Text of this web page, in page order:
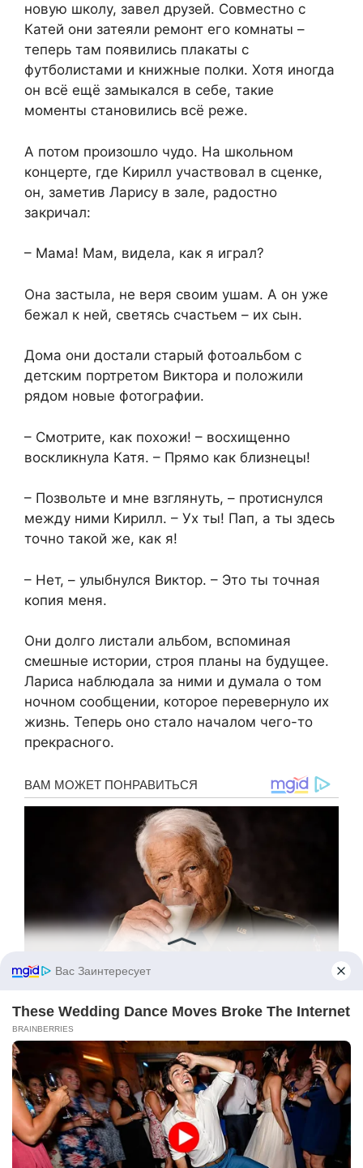
новую школу, завел друзей. Совместно с
Катей они затеяли ремонт его комнаты –
теперь там появились плакаты с
футболистами и книжные полки. Хотя иногда
он всё ещё замыкался в себе, такие
моменты становились всё реже.
А потом произошло чудо. На школьном
концерте, где Кирилл участвовал в сценке,
он, заметив Ларису в зале, радостно
закричал:
– Мама! Мам, видела, как я играл?
Она застыла, не веря своим ушам. А он уже
бежал к ней, светясь счастьем – их сын.
Дома они достали старый фотоальбом с
детским портретом Виктора и положили
рядом новые фотографии.
– Смотрите, как похожи! – восхищенно
воскликнула Катя. – Прямо как близнецы!
– Позвольте и мне взглянуть, – протиснулся
между ними Кирилл. – Ух ты! Пап, а ты здесь
точно такой же, как я!
– Нет, – улыбнулся Виктор. – Это ты точная
копия меня.
Они долго листали альбом, вспоминая
смешные истории, строя планы на будущее.
Лариса наблюдала за ними и думала о том
ночном сообщении, которое перевернуло их
жизнь. Теперь оно стало началом чего-то
прекрасного.